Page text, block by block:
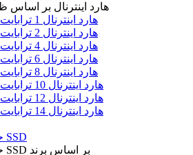
هارد اینترنال بر اساس
هارد اینترنال 1 ترابایت
هارد اینترنال 2 ترابایت
هارد اینترنال 4 ترابایت
هارد اینترنال 6 ترابایت
هارد اینترنال 8 ترابایت
هارد اینترنال 10 ترابایت
هارد اینترنال 12 ترابایت
هارد اینترنال 14 ترابایت
حافظه SSD
حافظه SSD بر اساس برند